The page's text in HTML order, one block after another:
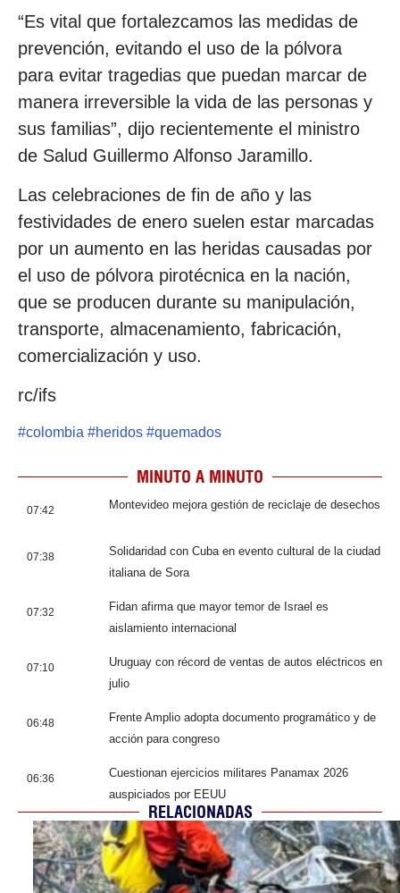
“Es vital que fortalezcamos las medidas de
prevención, evitando el uso de la pólvora
para evitar tragedias que puedan marcar de
manera irreversible la vida de las personas y
sus familias”, dijo recientemente el ministro
de Salud Guillermo Alfonso Jaramillo.
Las celebraciones de fin de año y las
festividades de enero suelen estar marcadas
por un aumento en las heridas causadas por
el uso de pólvora pirotécnica en la nación,
que se producen durante su manipulación,
transporte, almacenamiento, fabricación,
comercialización y uso.
rc/ifs
#colombia #heridos #quemados
MINUTO A MINUTO
07:42 Montevideo mejora gestión de reciclaje de desechos
07:38
Solidaridad con Cuba en evento cultural de la ciudad
italiana de Sora
07:32
Fidan afirma que mayor temor de Israel es
aislamiento internacional
07:10
Uruguay con récord de ventas de autos eléctricos en
julio
06:48
Frente Amplio adopta documento programático y de
acción para congreso
06:36
Cuestionan ejercicios militares Panamax 2026
auspiciados por EEUU
RELACIONADAS